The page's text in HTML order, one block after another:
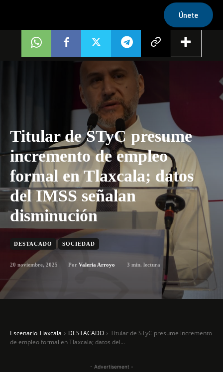
Únete
Titular de STyC presume
incremento de empleo
formal en Tlaxcala; datos
del IMSS señalan
disminución
DESTACADO SOCIEDAD
20 noviembre, 2025 Por Valeria Arroyo 3 min. lectura
Escenario Tlaxcala DESTACADO
Titular de STyC presume incremento
de empleo formal en Tlaxcala; datos del...
- Advertisement -